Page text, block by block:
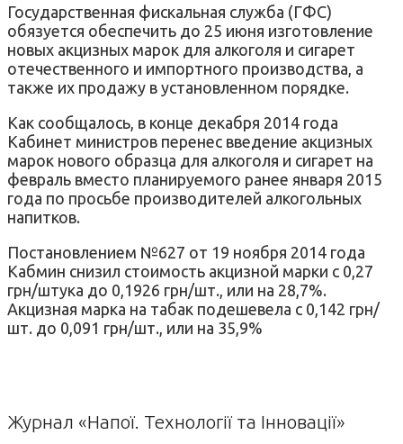
Государственная фискальная служба (ГФС)
обязуется обеспечить до 25 июня изготовление
новых акцизных марок для алкоголя и сигарет
отечественного и импортного производства, а
также их продажу в установленном порядке.
Как сообщалось, в конце декабря 2014 года
Кабинет министров перенес введение акцизных
марок нового образца для алкоголя и сигарет на
февраль вместо планируемого ранее января 2015
года по просьбе производителей алкогольных
напитков.
Постановлением №627 от 19 ноября 2014 года
Кабмин снизил стоимость акцизной марки с 0,27
грн/штука до 0,1926 грн/шт., или на 28,7%.
Акцизная марка на табак подешевела с 0,142 грн/
шт. до 0,091 грн/шт., или на 35,9%
Журнал «Напої. Технології та Інновації»